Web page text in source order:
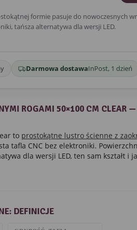
formie pasuje do nowoczesnych
tańsza alternatywa dla wersji LED.
Darmowa dostawaInPost, 1 dzień
ROGAMI 50×100 CM CLEAR —
to prostokątne lustro ścienne z
tafla CNC bez elektroniki.
dla wersji LED, ten sam kształt i
DEFINICJE